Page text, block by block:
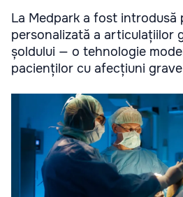
La Medpark a fost introdusă
personalizată a articulațiilor
șoldului — o tehnologie
pacienților cu afecțiuni